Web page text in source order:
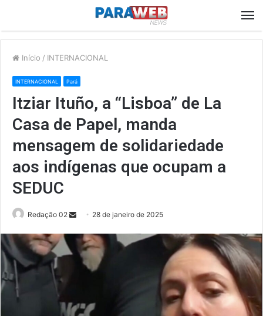
Início / INTERNACIONAL
INTERNACIONAL Pará
Itziar Ituño, a “Lisboa” de La
Casa de Papel, manda
mensagem de solidariedade
aos indígenas que ocupam a
SEDUC
Redação 02
Send
email
28 de janeiro de 2025